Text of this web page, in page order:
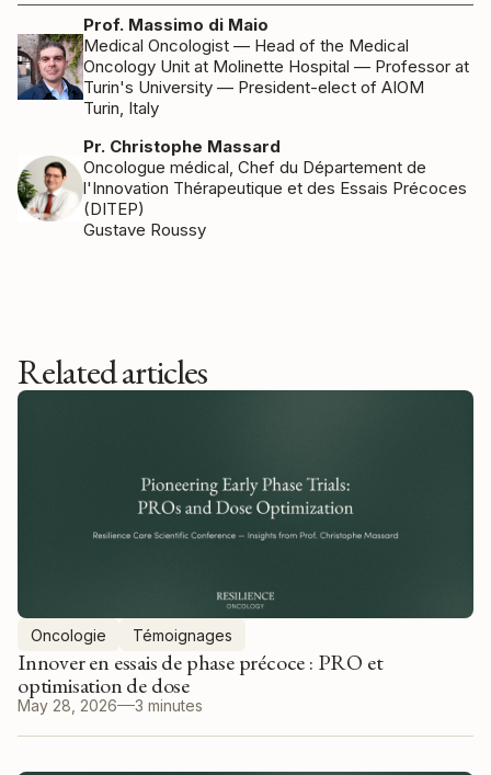
Prof. Massimo di Maio
Medical Oncologist — Head of the Medical
Oncology Unit at Molinette Hospital — Professor at
Turin's University — President-elect of AIOM
Turin, Italy
Pr. Christophe Massard
Oncologue médical, Chef du Département de
l'Innovation Thérapeutique et des Essais Précoces
(DITEP)
Gustave Roussy
Related articles
Oncologie Témoignages
Innover en essais de phase précoce : PRO et
optimisation de dose
May 28, 2026 3 minutes